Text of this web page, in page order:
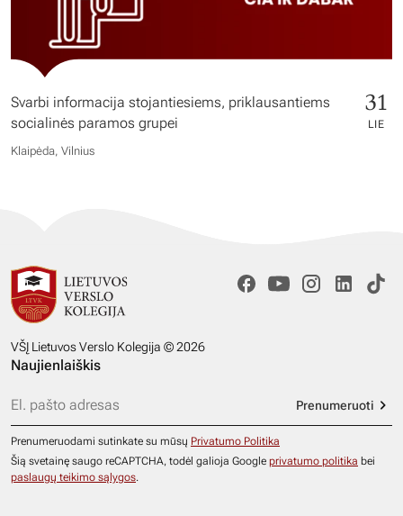
Svarbi informacija stojantiesiems, priklausantiems
socialinės paramos grupei
31
LIE
Klaipėda, Vilnius
VŠĮ Lietuvos Verslo Kolegija © 2026
Naujienlaiškis
Prenumeruoti
Prenumeruodami sutinkate su mūsų Privatumo Politika
Šią svetainę saugo reCAPTCHA, todėl galioja Google privatumo politika bei
paslaugų teikimo sąlygos.